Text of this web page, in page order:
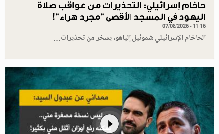
حاخام إسرائيلي: التحذيرات من عواقب صلاة
اليهود في المسجد الأقصى "مجرد هراء"!
07/08/2026 - 11:16
الحاخام الإسرائيلي شموئيل إلياهو، يسخر من تحذيرات…